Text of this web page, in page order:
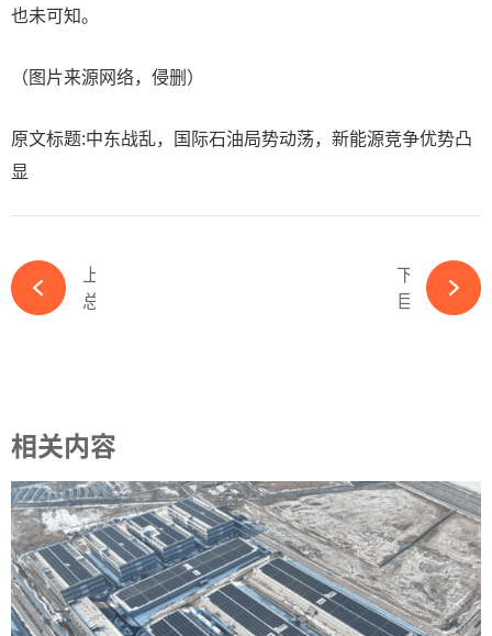
也未可知。
（图片来源网络，侵删）
原文标题:中东战乱，国际石油局势动荡，新能源竞争优势凸
显
下一篇
巨擘联姻！两大龙头联手拓展海外光伏版图-ky体育APP官网下载
相关内容